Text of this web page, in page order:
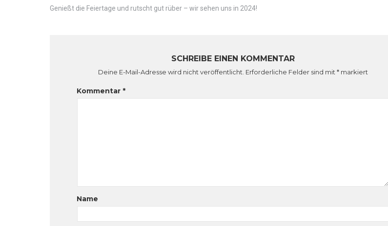
Genießt die Feiertage und rutscht gut rüber – wir sehen uns in 2024!
SCHREIBE EINEN KOMMENTAR
Deine E-Mail-Adresse wird nicht veröffentlicht. Erforderliche Felder sind mit *markiert
Kommentar *
Name